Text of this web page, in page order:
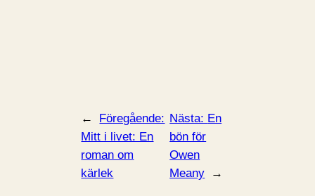
←
Föregående:
Mitt i livet: En
roman om
kärlek
Nästa: En
bön för
Owen
Meany
→